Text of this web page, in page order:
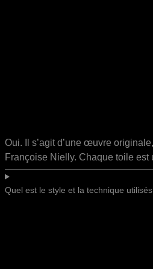
Oui. Il s’agit d’une œuvre
Françoise Nielly. Chaque toile est
Quel est le style et la technique